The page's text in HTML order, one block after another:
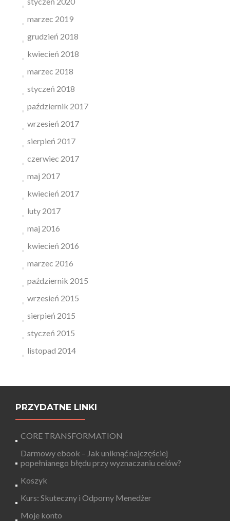
marzec 2019
grudzień 2018
kwiecień 2018
marzec 2018
styczeń 2018
październik 2017
wrzesień 2017
sierpień 2017
czerwiec 2017
maj 2017
kwiecień 2017
luty 2017
maj 2016
kwiecień 2016
marzec 2016
październik 2015
wrzesień 2015
sierpień 2015
styczeń 2015
listopad 2014
PRZYDATNE LINKI
CORE TRANSFORMATION
Darmowy ebook – Jak uniknąć najczęściej
popełnianego błędu przy wyznaczaniu celów?
Koszyk
Kurs: Skuteczny i Odporny Menedżer
Moje konto